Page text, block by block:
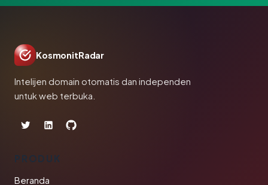
KosmonitRadar
Intelijen domain otomatis dan independen
untuk web terbuka.
PRODUK
Beranda